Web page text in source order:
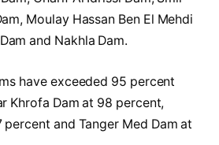
, Moulay Hassan Ben El Mehdi
and Nakhla Dam.
have exceeded 95 percent
Khrofa Dam at 98 percent,
percent and Tanger Med Dam at